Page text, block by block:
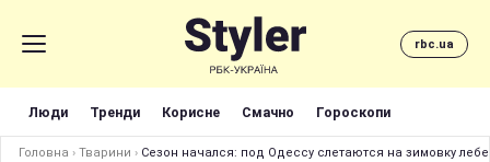
rbc.ua
Люди Тренди Корисне Смачно Гороскопи
Головна › Тварини › Сезон начался: под Одессу слетаются на зимовку